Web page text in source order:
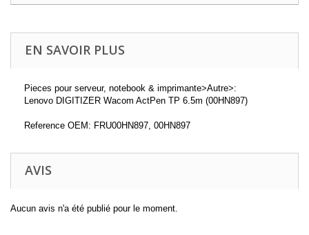
EN SAVOIR PLUS
Pieces pour serveur, notebook & imprimante>Autre>:
Lenovo DIGITIZER Wacom ActPen TP 6.5m (00HN897)
Reference OEM: FRU00HN897, 00HN897
AVIS
Aucun avis n'a été publié pour le moment.